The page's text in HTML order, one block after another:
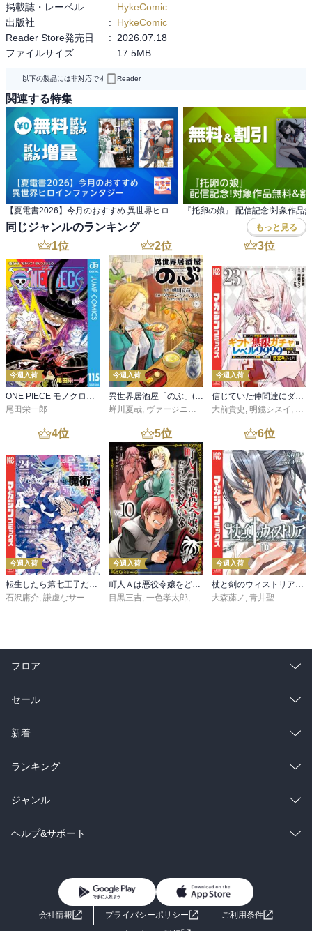
掲載誌・レーベル
:
HykeComic
出版社
:
HykeComic
Reader Store発売日
:
2026.07.18
ファイルサイズ
: 17.5MB
以下の製品には非対応です Reader
関連する特集
【夏電書2026】今月のおすすめ 異世界ヒロインファンタジー 『托卵の娘』 配信記念!対象作品
同じジャンルのランキング もっと見る
1位
今週入荷
ONE PIECE モノクロ版 115
尾田栄一郎
2位
今週入荷
異世界居酒屋「のぶ」(22)
蝉川夏哉, ヴァージニア二等兵 ,転
3位
今週入荷
信じていた仲間達にダンジョン奥地で殺されかけたがギフト『無限ガチャ』でレベル９９９９の仲間達を手に入れて元パーティーメンバーと世界に復讐＆『ざまぁ！』します！（２３）
大前貴史 , 明鏡シスイ , ｔ
4位
今週入荷
石沢庸介 謙虚なサークル メル。
5位
今週入荷
目黒三吉 一色孝太郎 Parum
6位
今週入荷
大森藤ノ 青井聖
フロア
総合
ラノベ
雑誌・グラビア
BL・TL
セール
総合
ラノベ
雑誌・グラビア
BL・TL
新着
総合
ラノベ
雑誌・グラビア
ランキング
総合
ラノベ
ジャンル
コミック
ライトノベル 男子向けラノベ
小説
ヘルプ&サポート
よくあるご質問 お問い合わせ
会社情報 プライバシーポリシー
ご利用条件